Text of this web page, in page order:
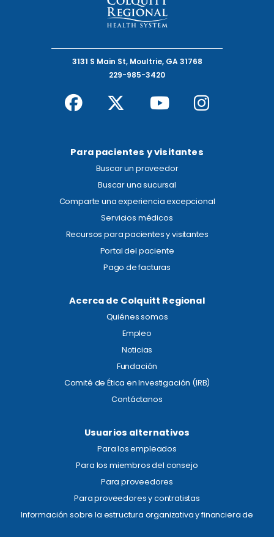
3131 S Main St, Moultrie, GA 31768
229-985-3420
Para pacientes y visitantes
Buscar un proveedor
Buscar una sucursal
Comparte una experiencia excepcional
Servicios médicos
Recursos para pacientes y visitantes
Portal del paciente
Pago de facturas
Acerca de Colquitt Regional
Quiénes somos
Empleo
Noticias
Fundación
Comité de Ética en Investigación (IRB)
Contáctanos
Usuarios alternativos
Para los empleados
Para los miembros del consejo
Para proveedores
Para proveedores y contratistas
Información sobre la estructura organizativa y financiera de